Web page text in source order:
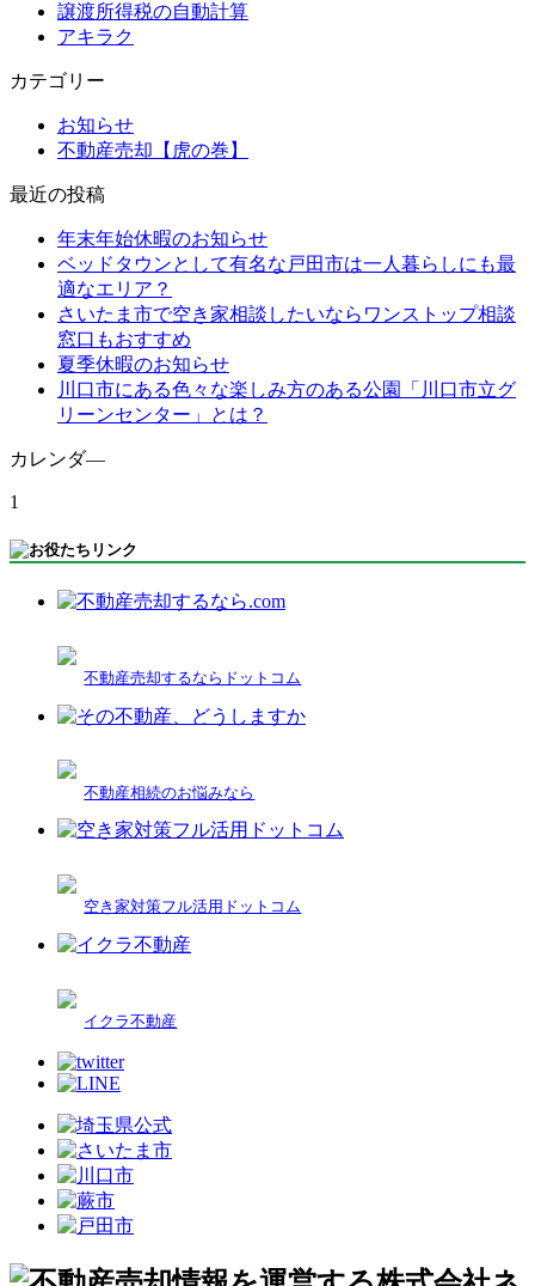
譲渡所得税の自動計算
アキラク
カテゴリー
お知らせ
不動産売却【虎の巻】
最近の投稿
年末年始休暇のお知らせ
ベッドタウンとして有名な戸田市は一人暮らしにも最
適なエリア？
さいたま市で空き家相談したいならワンストップ相談
窓口もおすすめ
夏季休暇のお知らせ
川口市にある色々な楽しみ方のある公園「川口市立グ
リーンセンター」とは？
カレンダ―
1
不動産売却するならドットコム
不動産相続のお悩みなら
空き家対策フル活用ドットコム
イクラ不動産